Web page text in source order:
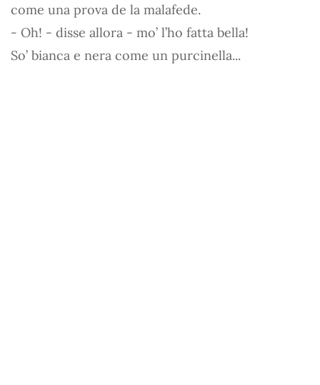
come una prova de la malafede.
- Oh! - disse allora - mo’ l’ho fatta bella!
So’ bianca e nera come un purcinella...